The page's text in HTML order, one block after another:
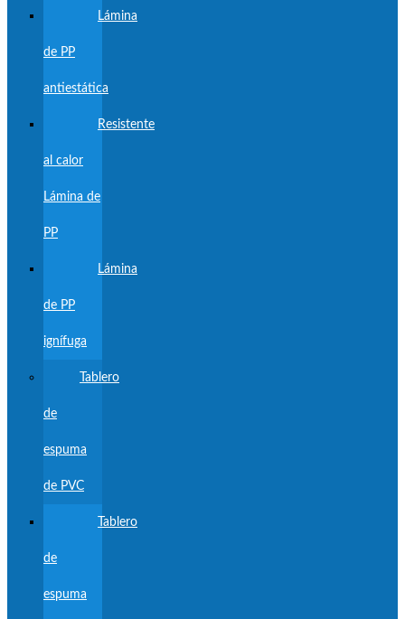
Lámina
de PP
antiestática
Resistente
al calor
Lámina de
PP
Lámina
de PP
ignífuga
Tablero
de
espuma
de PVC
Tablero
de
espuma